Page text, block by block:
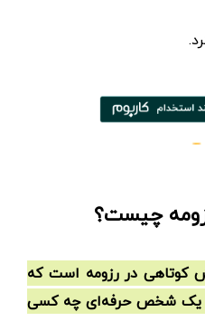
چیست؟
کوتاهی در رزومه است که
یک شخص حرفه‌ای چه کسی